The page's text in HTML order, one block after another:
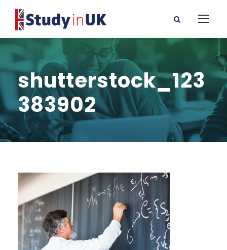
shutterstock_123
383902